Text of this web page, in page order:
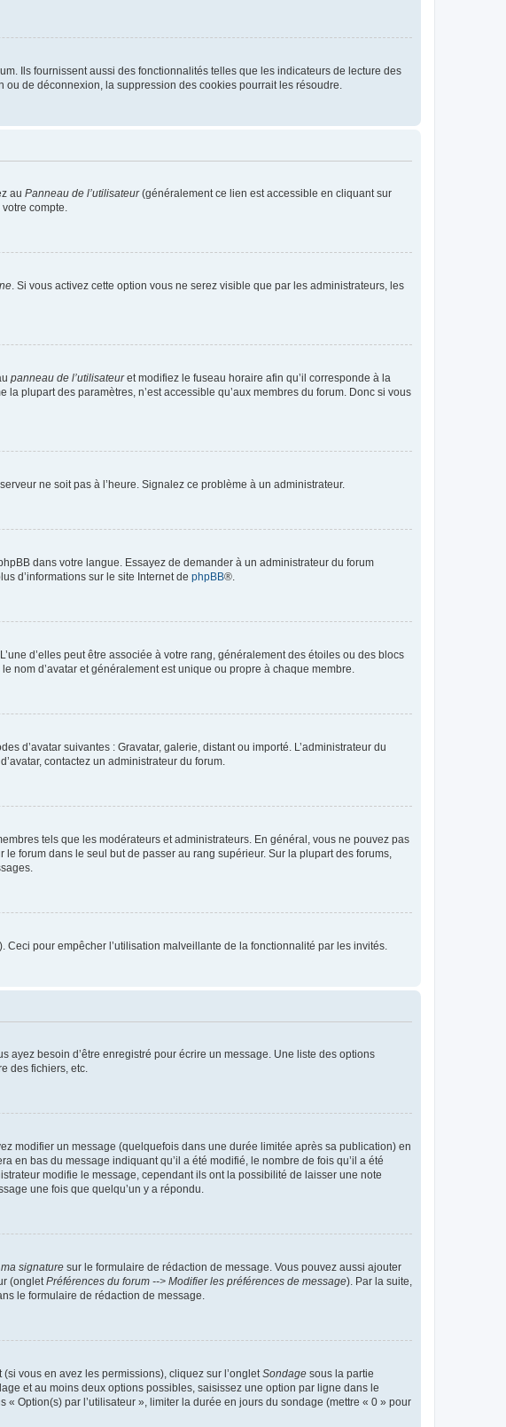
Ils fournissent aussi des fonctionnalités telles que les indicateurs de lecture des
de déconnexion, la suppression des cookies pourrait les résoudre.
au Panneau de l’utilisateur(généralement ce lien est accessible en cliquant sur
compte.
. Si vous activez cette option vous ne serez visible que par les administrateurs, les
panneau de l’utilisateuret modifiez le fuseau horaire afin qu’il corresponde à la
plupart des paramètres, n’est accessible qu’aux membres du forum. Donc si vous
ne soit pas à l’heure. Signalez ce problème à un administrateur.
dans votre langue. Essayez de demander à un administrateur du forum
d’informations sur le site Internet de phpBB®.
d’elles peut être associée à votre rang, généralement des étoiles ou des blocs
nom d’avatar et généralement est unique ou propre à chaque membre.
d’avatar suivantes : Gravatar, galerie, distant ou importé. L’administrateur du
contactez un administrateur du forum.
tels que les modérateurs et administrateurs. En général, vous ne pouvez pas
forum dans le seul but de passer au rang supérieur. Sur la plupart des forums,
pour empêcher l’utilisation malveillante de la fonctionnalité par les invités.
ayez besoin d’être enregistré pour écrire un message. Une liste des options
des fichiers, etc.
modifier un message (quelquefois dans une durée limitée après sa publication) en
en bas du message indiquant qu’il a été modifié, le nombre de fois qu’il a été
modifie le message, cependant ils ont la possibilité de laisser une note
une fois que quelqu’un y a répondu.
signature sur le formulaire de rédaction de message. Vous pouvez aussi ajouter
(onglet Préférences du forum --> Modifier les préférences de message). Par la suite,
le formulaire de rédaction de message.
vous en avez les permissions), cliquez sur l’onglet Sondage sous la partie
et au moins deux options possibles, saisissez une option par ligne dans le
Option(s) par l’utilisateur », limiter la durée en jours du sondage (mettre « 0 » pour